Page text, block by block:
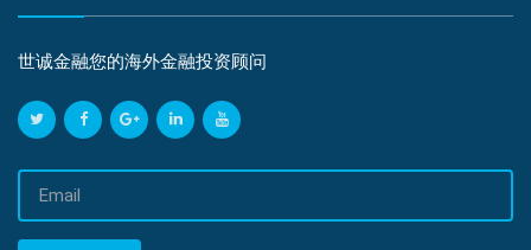
世诚金融您的海外金融投资顾问